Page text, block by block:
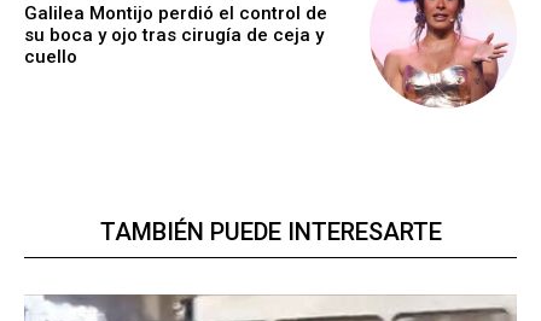
Galilea Montijo perdió el control de
su boca y ojo tras cirugía de ceja y
cuello
TAMBIÉN PUEDE INTERESARTE